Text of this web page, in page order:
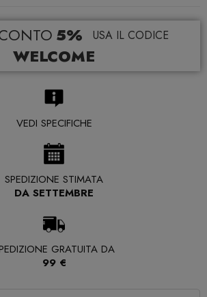
5% USA IL CODICE
WELCOME
VEDI SPECIFICHE
SPEDIZIONE STIMATA
DA SETTEMBRE
GRATUITA DA
99 €